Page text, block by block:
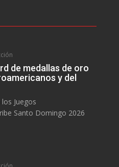
de medallas de oro
y del
Juegos
Santo Domingo 2026